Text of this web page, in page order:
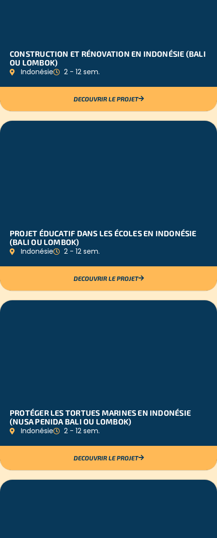
CONSTRUCTION ET RÉNOVATION EN INDONÉSIE (BALI
OU LOMBOK)
Indonésie 2 - 12 sem.
DECOUVRIR LE PROJET
PROJET ÉDUCATIF DANS LES ÉCOLES EN INDONÉSIE
(BALI OU LOMBOK)
Indonésie 2 - 12 sem.
DECOUVRIR LE PROJET
PROTÉGER LES TORTUES MARINES EN INDONÉSIE
(NUSA PENIDA BALI OU LOMBOK)
Indonésie 2 - 12 sem.
DECOUVRIR LE PROJET